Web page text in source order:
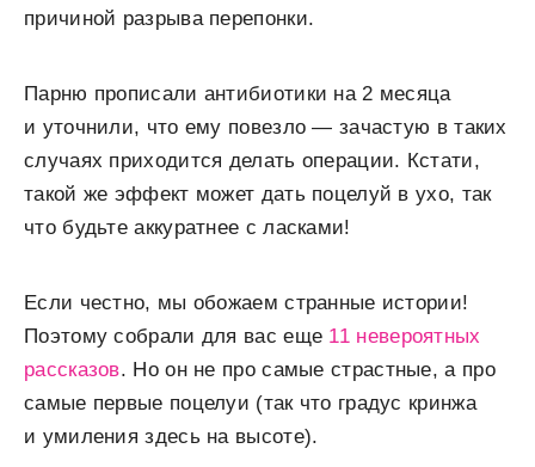
причиной разрыва перепонки.
Парню прописали антибиотики на 2 месяца
и уточнили, что ему повезло — зачастую в таких
случаях приходится делать операции. Кстати,
такой же эффект может дать поцелуй в ухо, так
что будьте аккуратнее с ласками!
Если честно, мы обожаем странные истории!
Поэтому собрали для вас еще 11 невероятных
рассказов. Но он не про самые страстные, а про
самые первые поцелуи (так что градус кринжа
и умиления здесь на высоте).